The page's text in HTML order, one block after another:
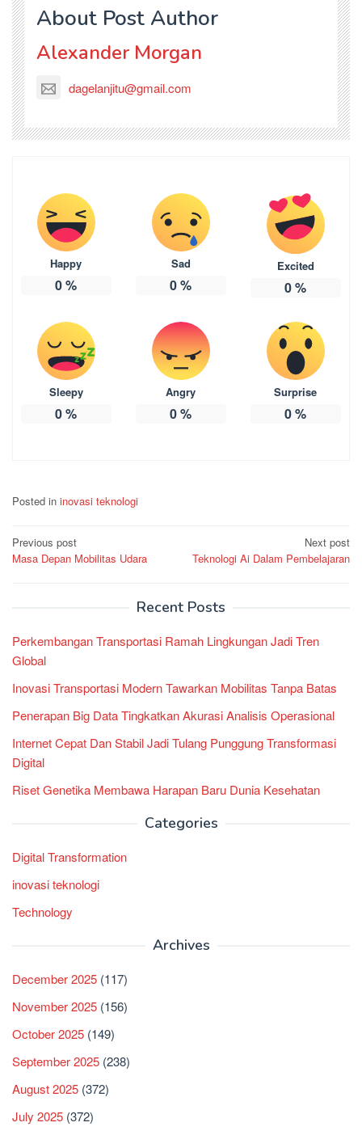
About Post Author
Alexander Morgan
dagelanjitu@gmail.com
Happy
0%
Sad
0%
Excited
0%
Sleepy
0%
Angry
0%
Surprise
0%
Posted in inovasi teknologi
Post
navigation
Previous post
Masa Depan Mobilitas Udara
Next post
Teknologi Ai Dalam Pembelajaran
Recent Posts
Perkembangan Transportasi Ramah Lingkungan Jadi Tren
Global
Inovasi Transportasi Modern Tawarkan Mobilitas Tanpa Batas
Penerapan Big Data Tingkatkan Akurasi Analisis Operasional
Internet Cepat Dan Stabil Jadi Tulang Punggung Transformasi
Digital
Riset Genetika Membawa Harapan Baru Dunia Kesehatan
Categories
Digital Transformation
inovasi teknologi
Technology
Archives
December 2025 (117)
November 2025 (156)
October 2025 (149)
September 2025 (238)
August 2025 (372)
July 2025 (372)